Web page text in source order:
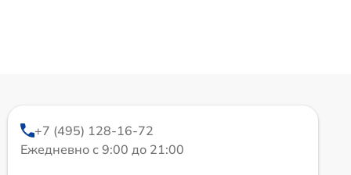
+7 (495) 128-16-72
Ежедневно с 9:00 до 21:00